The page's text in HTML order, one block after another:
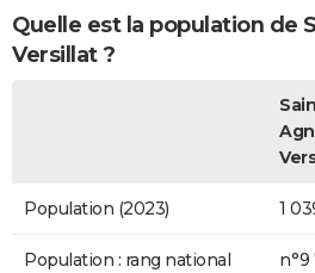
Quelle est la population de
Versillat ?
Population (2023) 1
Population : rang national
n°9